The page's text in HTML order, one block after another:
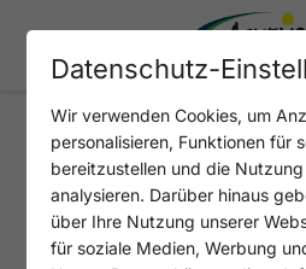
SCHWARZE
Tolle Risskletterei, oft
Datenschutz-
Wir verwenden Cookies, um
personalisieren, Funktionen für
bereitzustellen und die
analysieren. Darüber hinaus
über Ihre Nutzung unserer
für soziale Medien, Werbung